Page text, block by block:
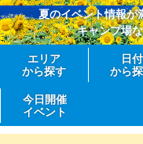
夏のイベント情報が
キャンプ場
エリア
から探す
日付
から
今日開催
イベント